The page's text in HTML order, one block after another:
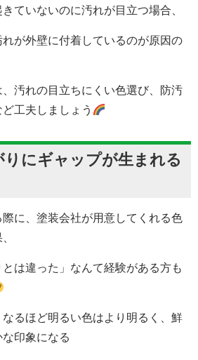
ていないのに汚れが目立つ場合、
が外壁に付着しているのが原因の
汚れの目立ちにくい色選び、防汚
工夫しましょう
りにギャップが生まれる
に、塗装会社が用意してくれる色
とは違った」なんて経験がある方も
るほど明るい色はより明るく、鮮
印象になる